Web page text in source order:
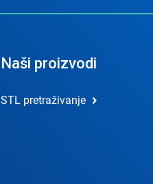
Naši proizvodi
STL pretraživanje